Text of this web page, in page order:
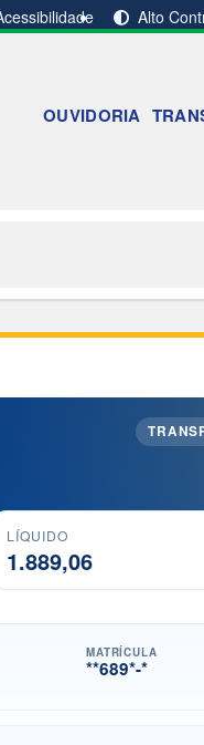
Alto
OUVIDORIA
LÍQUIDO
1.889,06
MATRÍCULA
**689*-*